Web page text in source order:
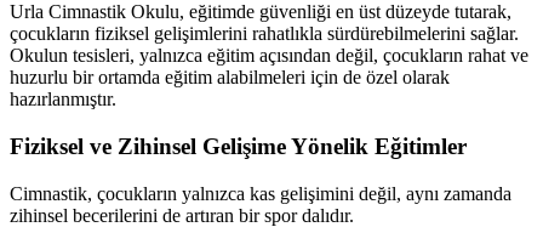
Urla Cimnastik Okulu, eğitimde güvenliği en üst düzeyde tutarak,
çocukların fiziksel gelişimlerini rahatlıkla sürdürebilmelerini sağlar.
Okulun tesisleri, yalnızca eğitim açısından değil, çocukların rahat ve
huzurlu bir ortamda eğitim alabilmeleri için de özel olarak
hazırlanmıştır.
Fiziksel ve Zihinsel Gelişime Yönelik Eğitimler
Cimnastik, çocukların yalnızca kas gelişimini değil, aynı zamanda
zihinsel becerilerini de artıran bir spor dalıdır.